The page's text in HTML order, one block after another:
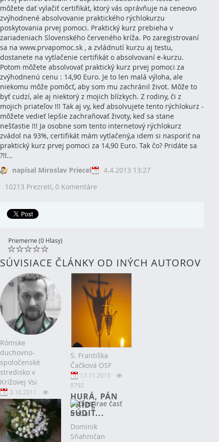
môžete dať vylačiť certifikát, ktorý vás oprávňuje na ceneovo
zvýhodnené absolvovanie praktického rýchlokurzu
poskytovania prvej pomoci. Praktický kurz prebieha v
zariadeniach Slovenského červeného kríža. Po zaregistrovaní
sa na www.prvapomoc.sk , a zvládnutí kurzu aj testu,
dostanete na vytlačenie certifikát o absolvovaní e-kurzu.
Potom môžete absolvovať praktický kurz prvej pomoci za
zvýhodnenú cenu : 14,90 Euro. Je to len malá výloha, ale
niekomu môže pomôcť, aby som mu zachránil život. Môže to
byť cudzí, ale aj niektorý z mojich blízkych. Z rodiny, či z
mojich priateľov !!! Tak aj vy, keď absolvujete tento rýchlokurz -
môžete vedieť lepšie zachraňovať životy, keď sa stane
nešťastie !!! Ja osobne som tento internetový rýchlokurz
zvádol na 93%, certifikát mám vytlačený,a idem si nasporiť na
praktický kurz prvej pomoci za 14,90 Euro. Tak čo? Pridáte sa
?!!...
napísal Miroslav Priecel
4.4.2013 13:27
10213 Prezretí, 0 Komentáre
Priemerne (0 Hlasy)
SÚVISIACE ČLÁNKY OD INÝCH AUTOROV
Rómske
duchovno-
spoločenské
stredisko v
Krížovej Vsi
3.10.2011
8604
CHVÁLY S
VYUČOVANÍM
S. Františka
Čačková OSF
17.11.2013
8792
HURÁ, PÁN
PRÍDE
SÚDIŤ...
Dominik
Sňahničan